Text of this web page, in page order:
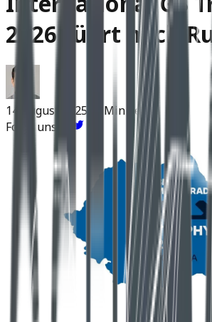
2026 führt nach
14 August 2025 ~3 Min Lesen
Folge uns: